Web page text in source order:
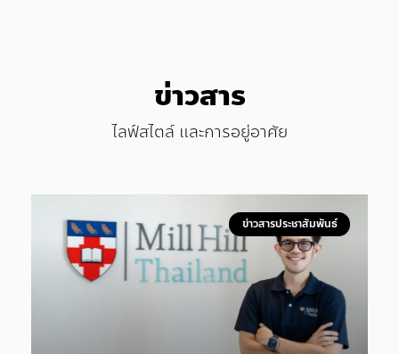
ข่าวสาร
ไลฟ์สไตล์ และการอยู่อาศัย
ข่าวสารประชาสัมพันธ์